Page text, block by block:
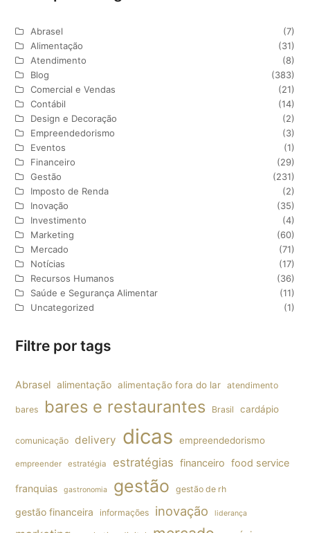
Abrasel
(7)
Alimentação
(31)
Atendimento
(8)
Blog
(383)
Comercial e Vendas
(21)
Contábil
(14)
Design e Decoração
(2)
Empreendedorismo
(3)
Eventos
(1)
Financeiro
(29)
Gestão
(231)
Imposto de Renda
(2)
Inovação
(35)
Investimento
(4)
Marketing
(60)
Mercado
(71)
Notícias
(17)
Recursos Humanos
(36)
Saúde e Segurança Alimentar
(11)
Uncategorized
(1)
Filtre por tags
Abrasel alimentação alimentação fora do lar atendimento
bares bares e restaurantes Brasil cardápio
comunicação delivery dicas empreendedorismo
empreender estratégia estratégias financeiro food service
franquias gastronomia gestão gestão de rh
gestão financeira informações inovação liderança